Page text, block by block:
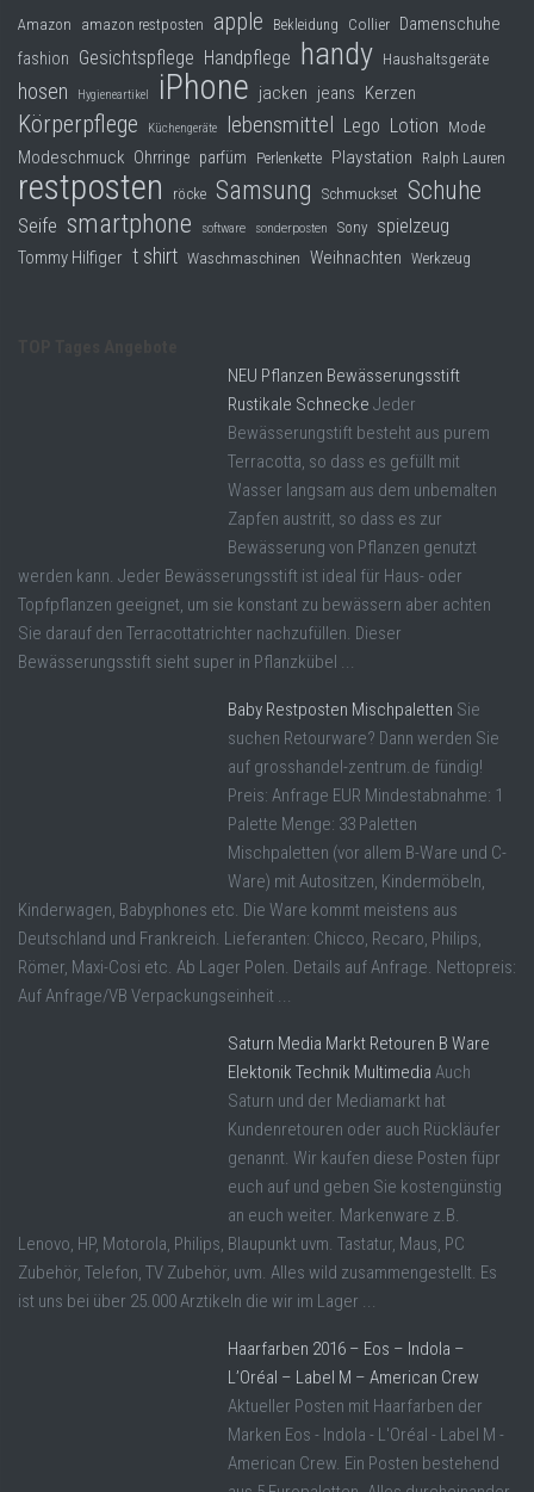
Amazon amazon restposten apple Bekleidung Collier Damenschuhe
fashion Gesichtspflege Handpflege handy Haushaltsgeräte
hosen Hygieneartikel iPhone jacken jeans Kerzen
Körperpflege Küchengeräte lebensmittel Lego Lotion Mode
Modeschmuck Ohrringe parfüm Perlenkette Playstation Ralph Lauren
restposten röcke Samsung Schmuckset Schuhe
Seife smartphone software sonderposten Sony spielzeug
Tommy Hilfiger t shirt Waschmaschinen Weihnachten Werkzeug
NEU Pflanzen Bewässerungsstift
Rustikale Schnecke Jeder
Bewässerungstift besteht aus purem
Terracotta, so dass es gefüllt mit
Wasser langsam aus dem unbemalten
Zapfen austritt, so dass es zur
Bewässerung von Pflanzen genutzt
werden kann. Jeder Bewässerungsstift ist ideal für Haus- oder
Topfpflanzen geeignet, um sie konstant zu bewässern aber achten
Sie darauf den Terracottatrichter nachzufüllen. Dieser
Bewässerungsstift sieht super in Pflanzkübel ...
Baby Restposten Mischpaletten Sie
suchen Retourware? Dann werden Sie
auf grosshandel-zentrum.de fündig!
Preis: Anfrage EUR Mindestabnahme: 1
Palette Menge: 33 Paletten
Mischpaletten (vor allem B-Ware und C-
Ware) mit Autositzen, Kindermöbeln,
Kinderwagen, Babyphones etc. Die Ware kommt meistens aus
Deutschland und Frankreich. Lieferanten: Chicco, Recaro, Philips,
Römer, Maxi-Cosi etc. Ab Lager Polen. Details auf Anfrage. Nettopreis:
Auf Anfrage/VB Verpackungseinheit ...
Saturn Media Markt Retouren B Ware
Elektonik Technik Multimedia Auch
Saturn und der Mediamarkt hat
Kundenretouren oder auch Rückläufer
genannt. Wir kaufen diese Posten füpr
euch auf und geben Sie kostengünstig
an euch weiter. Markenware z.B.
Lenovo, HP, Motorola, Philips, Blaupunkt uvm. Tastatur, Maus, PC
Zubehör, Telefon, TV Zubehör, uvm. Alles wild zusammengestellt. Es
ist uns bei über 25.000 Arztikeln die wir im Lager ...
Haarfarben 2016 – Eos – Indola –
L’Oréal – Label M – American Crew
Aktueller Posten mit Haarfarben der
Marken Eos - Indola - L'Oréal - Label M -
American Crew. Ein Posten bestehend